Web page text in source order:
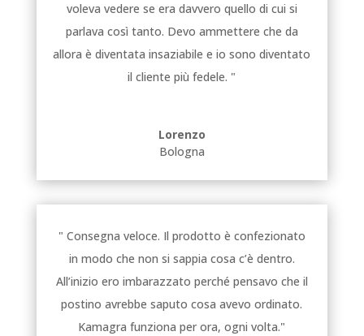
voleva vedere se era davvero quello di cui si
parlava così tanto. Devo ammettere che da
allora è diventata insaziabile e io sono diventato
il cliente più fedele. "
Lorenzo
Bologna
" Consegna veloce. Il prodotto è confezionato
in modo che non si sappia cosa c’è dentro.
All’inizio ero imbarazzato perché pensavo che il
postino avrebbe saputo cosa avevo ordinato.
Kamagra funziona per ora, ogni volta."